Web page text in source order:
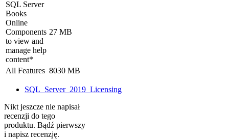
SQL Server
Books
Online
Components
to view and
manage help
content*
27 MB
All Features 8030 MB
SQL_Server_2019_Licensing
Nikt jeszcze nie napisał
recenzji do tego
produktu. Bądź pierwszy
i napisz recenzję.